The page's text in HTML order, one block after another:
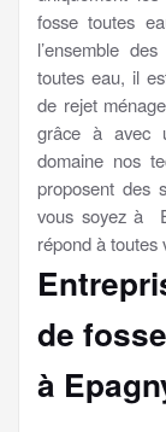
fosse toutes
l’ensemble
toutes eau, il
de rejet
grâce à avec
domaine nos
proposent des
vous soyez à
répond à toutes
de
à